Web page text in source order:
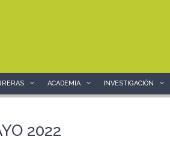
ACADEMIA INVESTIGACIÓN
2022